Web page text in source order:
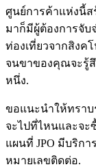
ศูนย์การค้าแห่งนี้ส
มาก็มีผู้ต้องการจับ
ท่องเที่ยวจากสิงค
จนขาของคุณจะรู้สึ
หนึ่ง.
ขอแนะนำให้ทรา
จะไปที่ไหนและจะ
แผนที่ JPO มีบริก
หมายเลขติดต่อ.